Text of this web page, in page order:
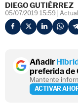
DIEGO GUTIÉRREZ
05/07/2019 15:59
Añadir
preferida de
Mantente
ACTIVAR